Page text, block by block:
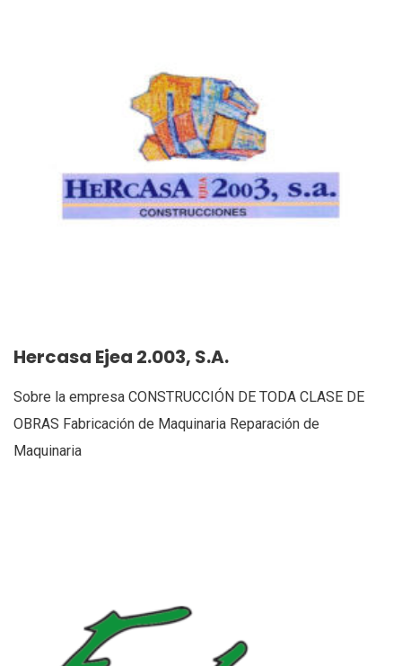
Hercasa Ejea 2.003, S.A.
Sobre la empresa CONSTRUCCIÓN DE TODA CLASE DE
OBRAS Fabricación de Maquinaria Reparación de
Maquinaria